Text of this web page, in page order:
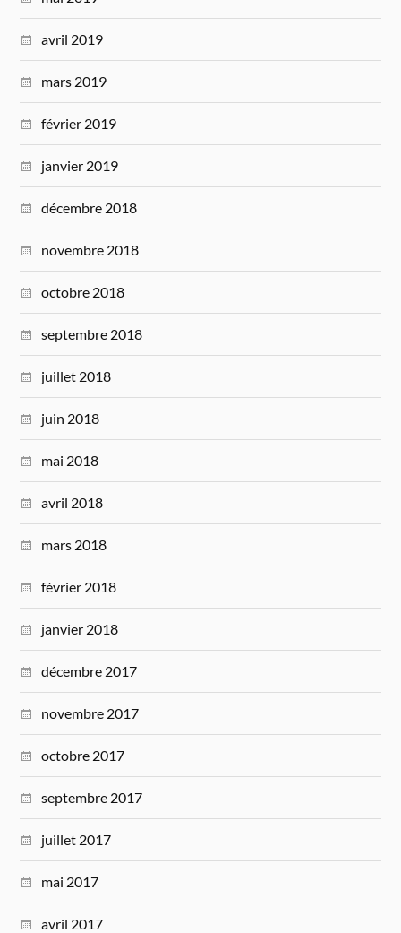
avril 2019
mars 2019
février 2019
janvier 2019
décembre 2018
novembre 2018
octobre 2018
septembre 2018
juillet 2018
juin 2018
mai 2018
avril 2018
mars 2018
février 2018
janvier 2018
décembre 2017
novembre 2017
octobre 2017
septembre 2017
juillet 2017
mai 2017
avril 2017